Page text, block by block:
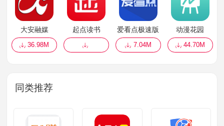
大安融媒
36.98M
起点读书 爱看点极速版
7.04M
动漫花园
44.70M
同类推荐